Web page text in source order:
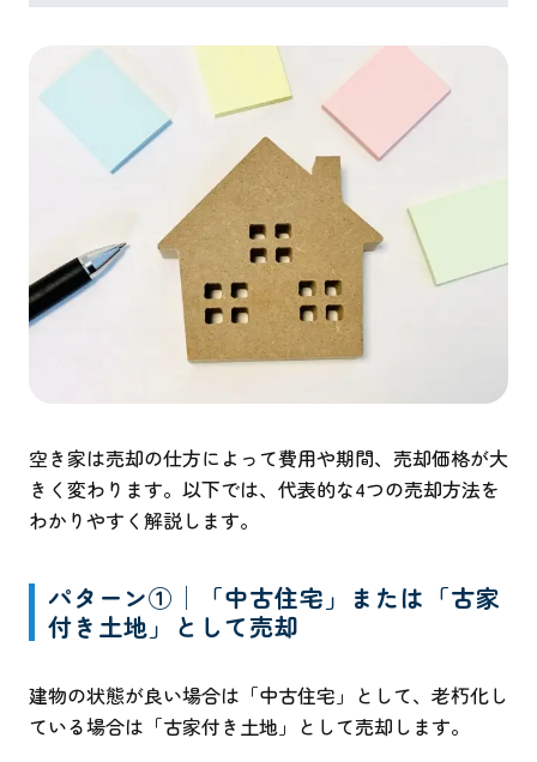
空き家は売却の仕方によって費用や期間、売却価格が大
きく変わります。以下では、代表的な4つの売却方法を
わかりやすく解説します。
パターン①│「中古住宅」または「古家
付き土地」として売却
建物の状態が良い場合は「中古住宅」として、老朽化し
ている場合は「古家付き土地」として売却します。